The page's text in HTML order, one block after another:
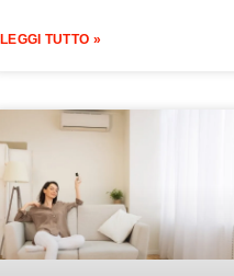
LEGGI TUTTO »